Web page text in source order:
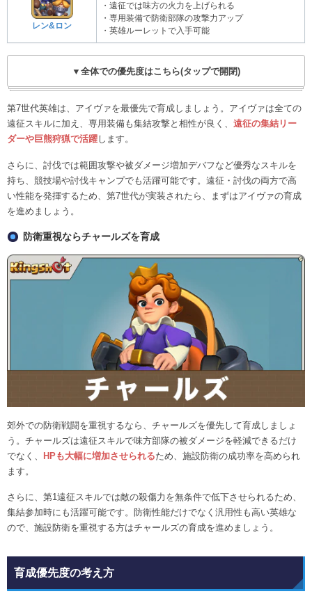
レン&ロン
・遠征では味方の火力を上げられる
・専用装備で防衛部隊の攻撃力アップ
・英雄ルーレットで入手可能
▼全体での優先度はこちら(タップで開閉)
第7世代英雄は、アイヴァを最優先で育成しましょう。アイヴァは全ての
遠征スキルに加え、専用装備も集結攻撃と相性が良く、 遠征の集結リー
ダーや巨熊狩猟で活躍します。
さらに、討伐では範囲攻撃や被ダメージ増加デバフなど優秀なスキルを
持ち、競技場や討伐キャンプでも活躍可能です。遠征・討伐の両方で高
い性能を発揮するため、第7世代が実装されたら、まずはアイヴァの育成
を進めましょう。
防衛重視ならチャールズを育成
郊外での防衛戦闘を重視するなら、チャールズを優先して育成しましょ
う。チャールズは遠征スキルで味方部隊の被ダメージを軽減できるだけ
でなく、 HPも大幅に増加させられるため、施設防衛の成功率を高められ
ます。
さらに、第1遠征スキルでは敵の殺傷力を無条件で低下させられるため、
集結参加時にも活躍可能です。防衛性能だけでなく汎用性も高い英雄な
ので、施設防衛を重視する方はチャールズの育成を進めましょう。
育成優先度の考え方